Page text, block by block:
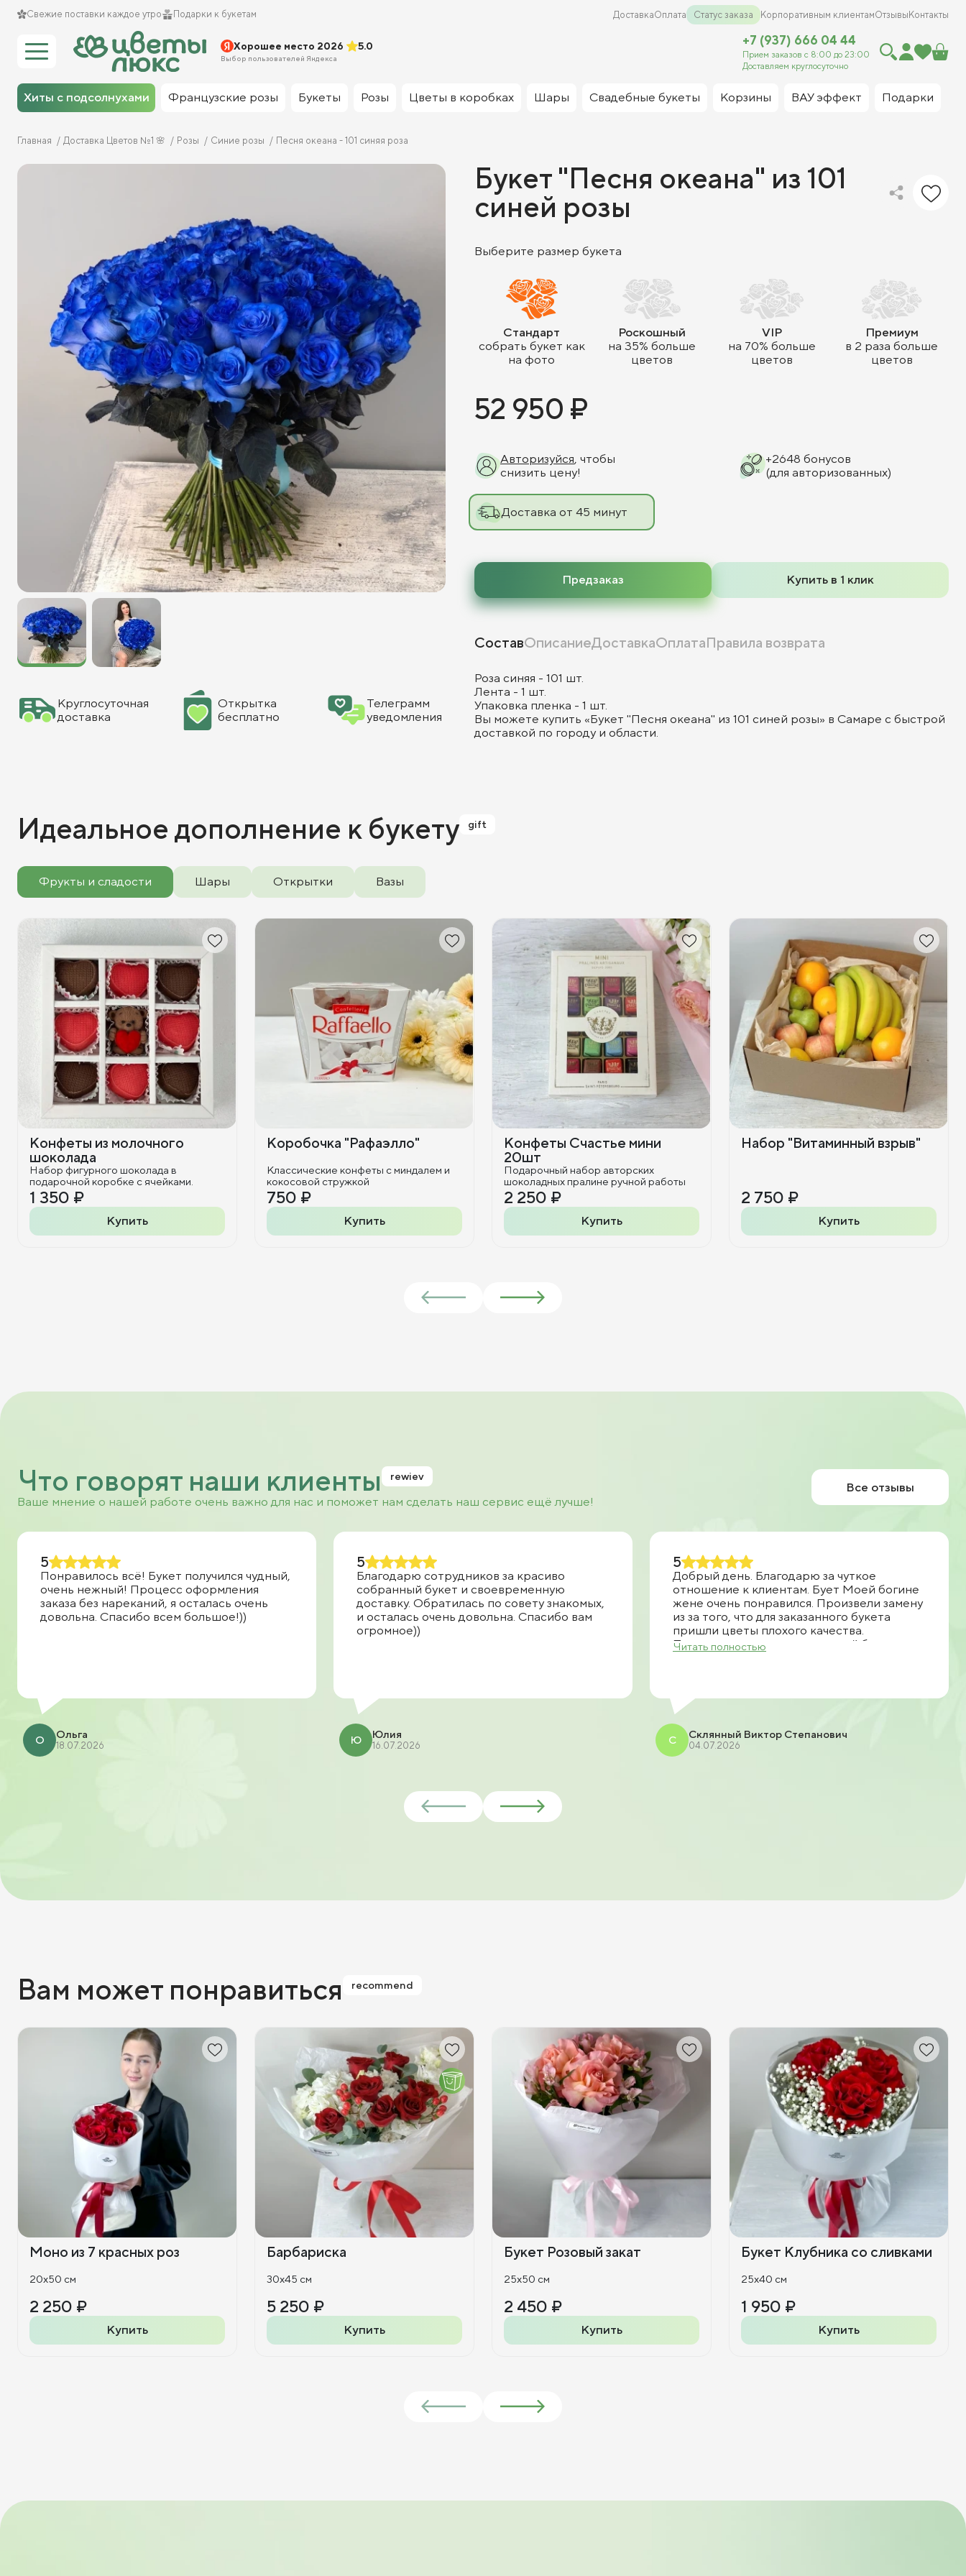
Свежие поставки каждое утро Подарки к букетам ДоставкаОплата Статус заказа Корпоративным клиентамОтзывы Контакты
Хорошее место 2026 5.0
Выбор пользователей Яндекса
+7 (937) 666 04 44
Прием заказов с 8:00 до 23:00
Доставляем круглосуточно
Хиты с подсолнухами Французские розы Букеты Розы Цветы в коробках Шары Свадебные букеты Корзины ВАУ эффект Подарки
Главная Доставка Цветов №1 🌸 Розы Синие розы Песня океана - 101 синяя роза
Круглосуточная
доставка
Открытка
бесплатно
Телеграмм
уведомления
Букет "Песня океана" из 101
синей розы
Выберите размер букета
Стандарт
собрать букет как
на фото
Роскошный
на 35% больше
цветов
VIP
на 70% больше
цветов
Премиум
в 2 раза больше
цветов
52 950 ₽
Авторизуйся, чтобы
снизить цену!
+2648 бонусов
(для авторизованных)
Доставка от 45 минут
Предзаказ Купить в 1 клик
СоставОписаниеДоставкаОплатаПравила возврата
Роза синяя - 101 шт.
Лента - 1 шт.
Упаковка пленка - 1 шт.
Вы можете купить «Букет "Песня океана" из 101 синей розы» в Самаре с быстрой
доставкой по городу и области.
Идеальное дополнение к букету gift
Фрукты и сладости Шары Открытки Вазы
Конфеты из молочного
шоколада
Набор фигурного шоколада в
подарочной коробке с ячейками.
1 350 ₽
Купить
Коробочка "Рафаэлло"
Классические конфеты с миндалем и
кокосовой стружкой
750 ₽
Купить
Конфеты Счастье мини
20шт
Подарочный набор авторских
шоколадных пралине ручной работы
2 250 ₽
Купить
Набор "Витаминный взрыв"
2 750 ₽
Купить
Что говорят наши клиенты rewiev
Ваше мнение о нашей работе очень важно для нас и поможет нам сделать наш сервис ещё лучше!
Все отзывы
5
Понравилось всё! Букет получился чудный,
очень нежный! Процесс оформления
заказа без нареканий, я осталась очень
довольна. Спасибо всем большое!))
О Ольга
18.07.2026
5
Благодарю сотрудников за красиво
собранный букет и своевременную
доставку. Обратилась по совету знакомых,
и осталась очень довольна. Спасибо вам
огромное))
Ю Юлия
16.07.2026
5
Добрый день. Благодарю за чуткое
отношение к клиентам. Бует Моей богине
жене очень понравился. Произвели замену
из за того, что для заказанного букета
пришли цветы плохого качества.
Позвонили, предложили другой букет.
Читать полностью
С Склянный Виктор Степанович
04.07.2026
Вам может понравиться recommend
Моно из 7 красных роз
20x50 см
2 250 ₽
Купить
Барбариска
30x45 см
5 250 ₽
Купить
Букет Розовый закат
25x50 см
2 450 ₽
Купить
Букет Клубника со сливками
25x40 см
1 950 ₽
Купить